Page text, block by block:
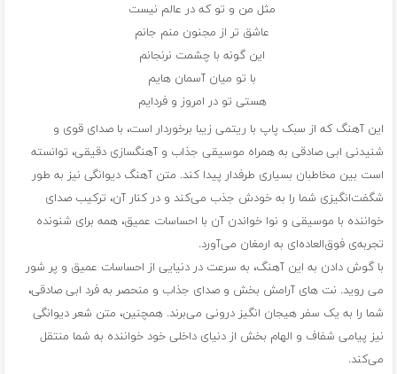
مثل من و تو که در عالم نیست
عاشق تر از مجنون منم جانم
این گونه با چشمت نرنجانم
با تو میان آسمان هایم
هستی تو در امروز و فردایم
این آهنگ که از سبک پاپ با ریتمی زیبا برخوردار است، با صدای قوی و
شنیدنی ابی صادقی به همراه موسیقی جذاب و آهنگسازی دقیقی، توانسته
است بین مخاطبان بسیاری طرفدار پیدا کند. متن آهنگ دیوانگی نیز به طور
شگفت‌انگیزی شما را به خودش جذب می‌کند و در کنار آن، ترکیب صدای
خواننده با موسیقی و نوا خواندن آن با احساسات عمیق، همه برای شنونده
تجربه‌ی فوق‌العاده‌ای به ارمغان می‌آورد.
با گوش دادن به این آهنگ، به سرعت در دنیایی از احساسات عمیق و پر شور
می روید. نت های آرامش بخش و صدای جذاب و منحصر به فرد ابی صادقی،
شما را به یک سفر هیجان انگیز درونی می‌برند. همچنین، متن شعر دیوانگی
نیز پیامی شفاف و الهام بخش از دنیای داخلی خود خواننده به شما منتقل
می‌کند.